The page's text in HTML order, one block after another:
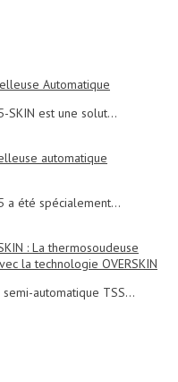
Automatique
SKIN est une solut...
automatique
a été spécialement...
: La thermosoudeuse
la technologie OVERSKIN
automatique TSS...